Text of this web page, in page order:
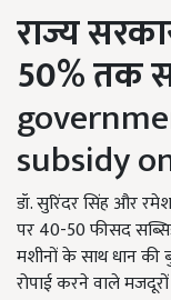
राज्य
50%तक
subsidy
डॉ. सुरिंदर सिंह और
पर 40-50 फीसद
मशीनों के साथ धान की
रोपाई करने वाले